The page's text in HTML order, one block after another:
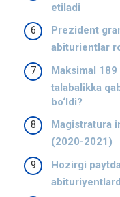
etiladi
Prezident
abiturientlar
Maksimal
talabalikka
bo‘ldi?
Magistratura
(2020-2021)
Hozirgi